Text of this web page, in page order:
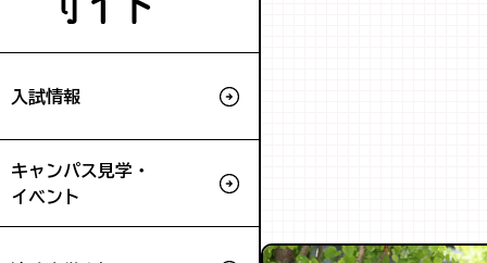
入試情報
キャンパス見学・
イベント